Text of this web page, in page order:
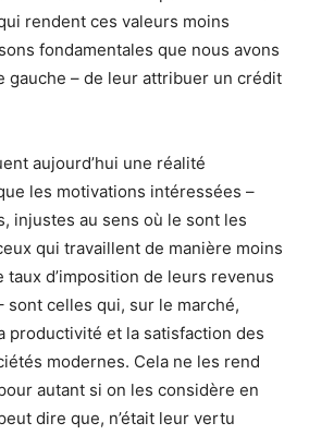
rendent ces valeurs moins
fondamentales que nous avons
gauche – de leur attribuer un crédit
aujourd’hui une réalité
les motivations intéressées –
injustes au sens où le sont les
qui travaillent de manière moins
d’imposition de leurs revenus
sont celles qui, sur le marché,
productivité et la satisfaction des
modernes. Cela ne les rend
autant si on les considère en
dire que, n’était leur vertu